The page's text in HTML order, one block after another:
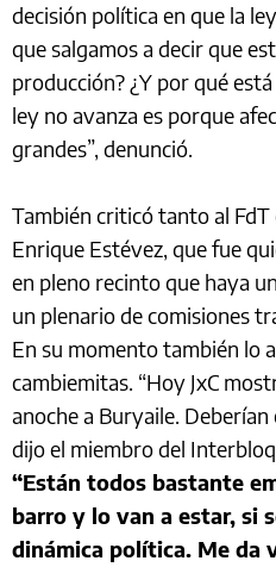
decisión política en que la
que salgamos a decir que
producción? ¿Y por qué
ley no avanza es porque
grandes”, denunció.
También criticó tanto al FdT
Enrique Estévez, que fue
en pleno recinto que haya
un plenario de comisiones
En su momento también lo
cambiemitas. “Hoy JxC
anoche a Buryaile. Deberían
dijo el miembro del
“Están todos bastante
barro y lo van a estar, si
dinámica política. Me da